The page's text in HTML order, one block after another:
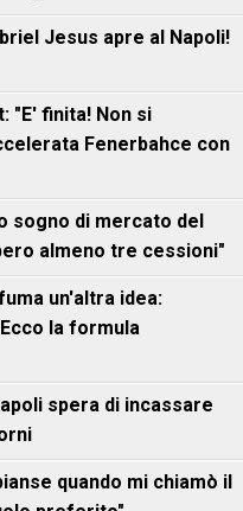
Jesus apre al Napoli!
"E' finita! Non si
Fenerbahce con
sogno di mercato del
almeno tre cessioni"
un'altra idea:
la formula
spera di incassare
quando mi chiamò il